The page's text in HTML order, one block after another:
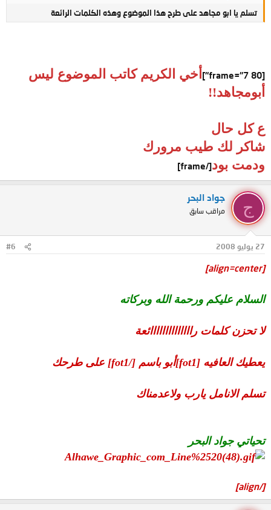
تسلم يا ابو مجاهد على طرح هذا الموضوع وهذه الكلمات الرائعة
[frame="7 80"]
أخي الكريم كاتب الموضوع ليس
أبومجاهد!!
ع كل حال
شاكر لك طيب مرورك
ودمت بود[/frame]
ج
جواد البحر
مراقب سابق
27 يوليو 2008 #6
[align=center]
السلام عليكم ورحمة الله وبركاته
لا تحزن كلمات راااااااااااااائعة
يعطيك العافيه [fot1]أبو باسم [/fot1] على طرحك
تسلم الانامل يارب ولاعدمناك
تحياتي جواد البحر
[/align]